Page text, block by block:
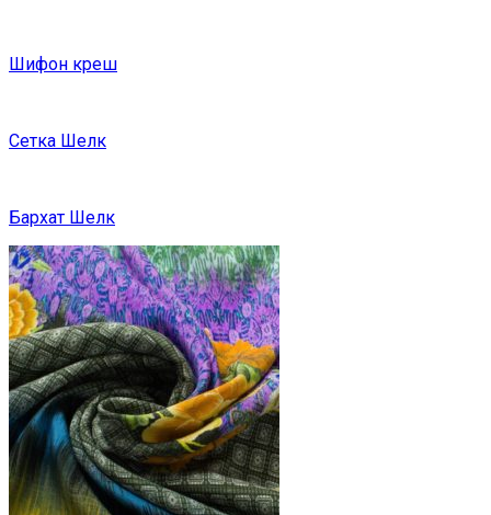
Шифон креш
Сетка Шелк
Бархат Шелк